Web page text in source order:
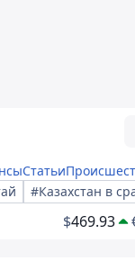
Статьи
#Казахстан в
$469.93